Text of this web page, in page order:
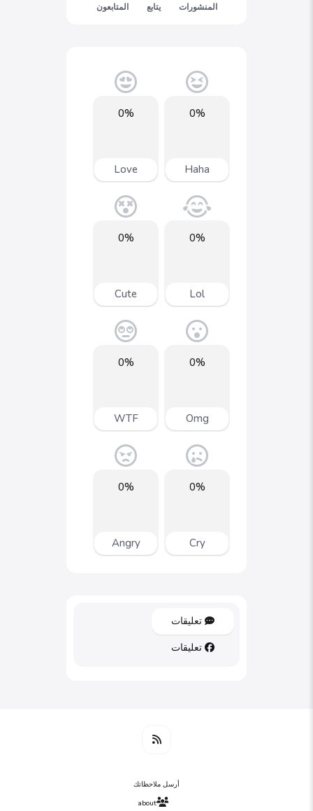
المنشورات يتابع المتابعون
0%
Haha
0%
Love
0%
Lol
0%
Cute
0%
Omg
0%
WTF
0%
Cry
0%
Angry
تعليقات
تعليقات
أرسل ملاحظاتك
about